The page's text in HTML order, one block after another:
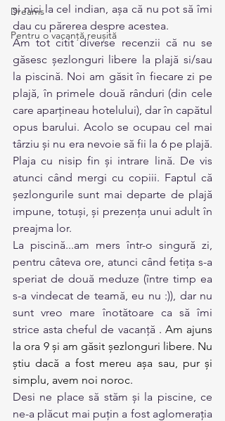
Dreams
Pentru o vacanță reușită
și nici la cel indian, așa că nu pot să îmi
dau cu părerea despre acestea.
Am tot citit diverse recenzii că nu se
găsesc șezlonguri libere la plajă si/sau
la piscină. Noi am găsit în fiecare zi pe
plajă, în primele două rânduri (din cele
care aparțineau hotelului), dar în capătul
opus barului. Acolo se ocupau cel mai
târziu și nu era nevoie să fii la 6 pe plajă.
Plaja cu nisip fin și intrare lină. De vis
atunci când mergi cu copiii. Faptul că
șezlongurile sunt mai departe de plajă
impune, totuși, și prezența unui adult în
preajma lor.
La piscină...am mers într-o singură zi,
pentru câteva ore, atunci când fetița s-a
speriat de două meduze (între timp ea
s-a vindecat de teamă, eu nu :)), dar nu
sunt vreo mare înotătoare ca să îmi
strice asta cheful de vacanță . Am ajuns
la ora 9 și am găsit șezlonguri libere. Nu
știu dacă a fost mereu așa sau, pur și
simplu, avem noi noroc.
Desi ne place să stăm și la piscine, ce
ne-a plăcut mai puțin a fost aglomerația